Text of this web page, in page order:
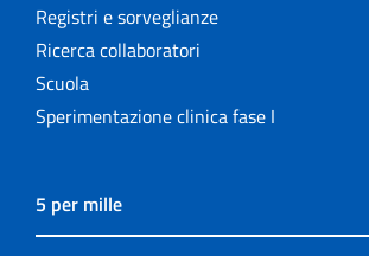
Registri e sorveglianze
Ricerca collaboratori
Scuola
Sperimentazione clinica fase I
5 per mille